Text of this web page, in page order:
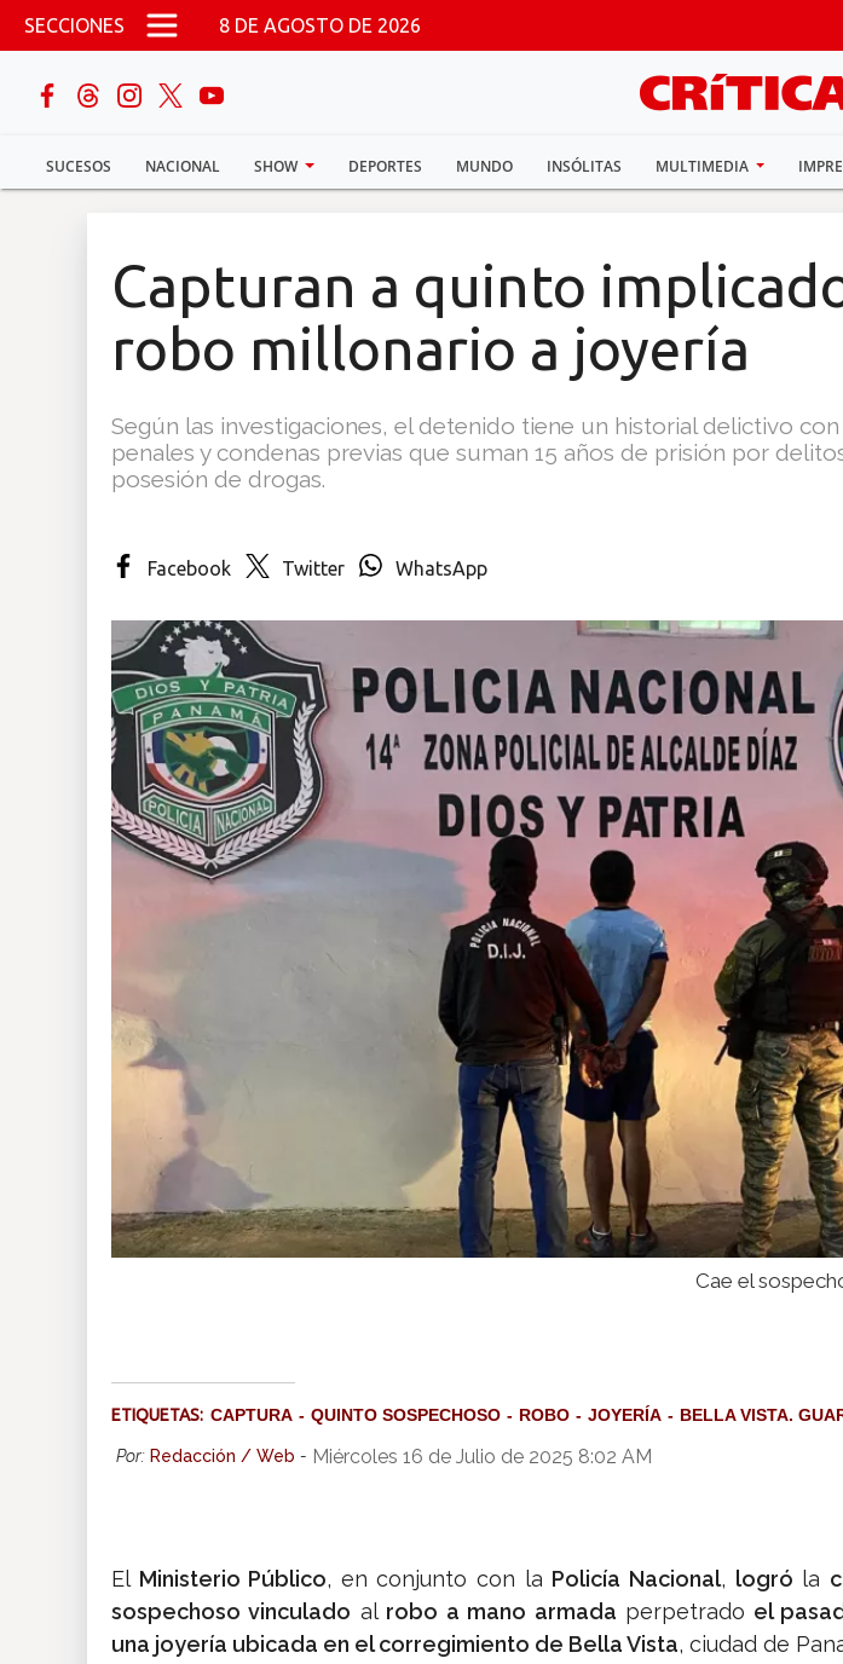
Pasar al contenido principal
SECCIONES 8 DE AGOSTO DE 2026
SUCESOS NACIONAL SHOW DEPORTES MUNDO INSÓLITAS MULTIMEDIA
buscar
Sucesos
Multimedia
Capturan a quinto
robo millonario a joyería
Según las investigaciones, el detenido tiene un historial delictivo
penales y condenas previas que suman 15 años de prisión por
posesión de drogas.
Facebook Twitter WhatsApp
Cae el
ETIQUETAS: CAPTURA QUINTO SOSPECHOSO ROBO JOYERÍA BELLA VISTA.
Por: Redacción / Web - Miércoles 16 de Julio de 2025 8:02 AM
El Ministerio Público, en conjunto con la Policía Nacional, logró la
sospechoso vinculado al robo a mano armada perpetrado el
una joyería ubicada en el corregimiento de Bella Vista, ciudad de